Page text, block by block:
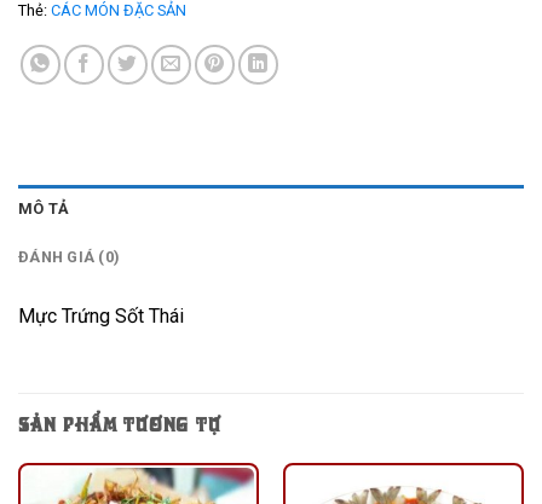
Thẻ: CÁC MÓN ĐẶC SẢN
MÔ TẢ
ĐÁNH GIÁ (0)
Mực Trứng Sốt Thái
SẢN PHẨM TƯƠNG TỰ